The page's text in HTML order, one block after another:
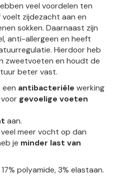
veel voordelen ten
zijdezacht aan en
sokken. Daarnaast zijn
anti-allergeen en heeft
Hierdoor heb
zweetvoeten en houdt de
beter vast.
een antibacteriële werking
gevoelige voeten
aan.
meer vocht op dan
je minder last van
polyamide, 3% elastaan.